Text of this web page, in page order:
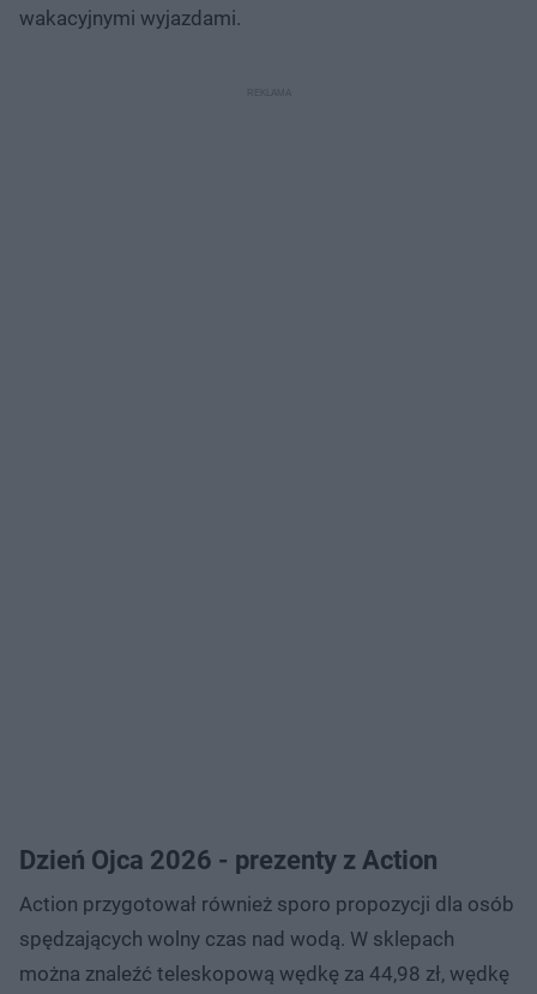
wakacyjnymi wyjazdami.
Dzień Ojca 2026 - prezenty z Action
Action przygotował również sporo propozycji dla osób
spędzających wolny czas nad wodą. W sklepach
można znaleźć teleskopową wędkę za 44,98 zł, wędkę